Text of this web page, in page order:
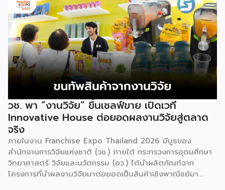
วช. พา “งานวิจัย” ขึ้นเชลฟ์ขาย เปิดเวที
Innovative House ต่อยอดผลงานวิจัยสู่ตลาด
จริง
ภายในงาน Franchise Expo Thailand 2026 มีบูธของ
สำนักงานการวิจัยแห่งชาติ (วช.) ภายใต้ กระทรวงการอุดมศึกษา
วิทยาศาสตร์ วิจัยและนวัตกรรม (อว.) ได้นำผลิตภัณฑ์จาก
โครงการที่นำผลงานวิจัยมาต่อยอดเป็นสินค้าเชิงพาณิชย์มา